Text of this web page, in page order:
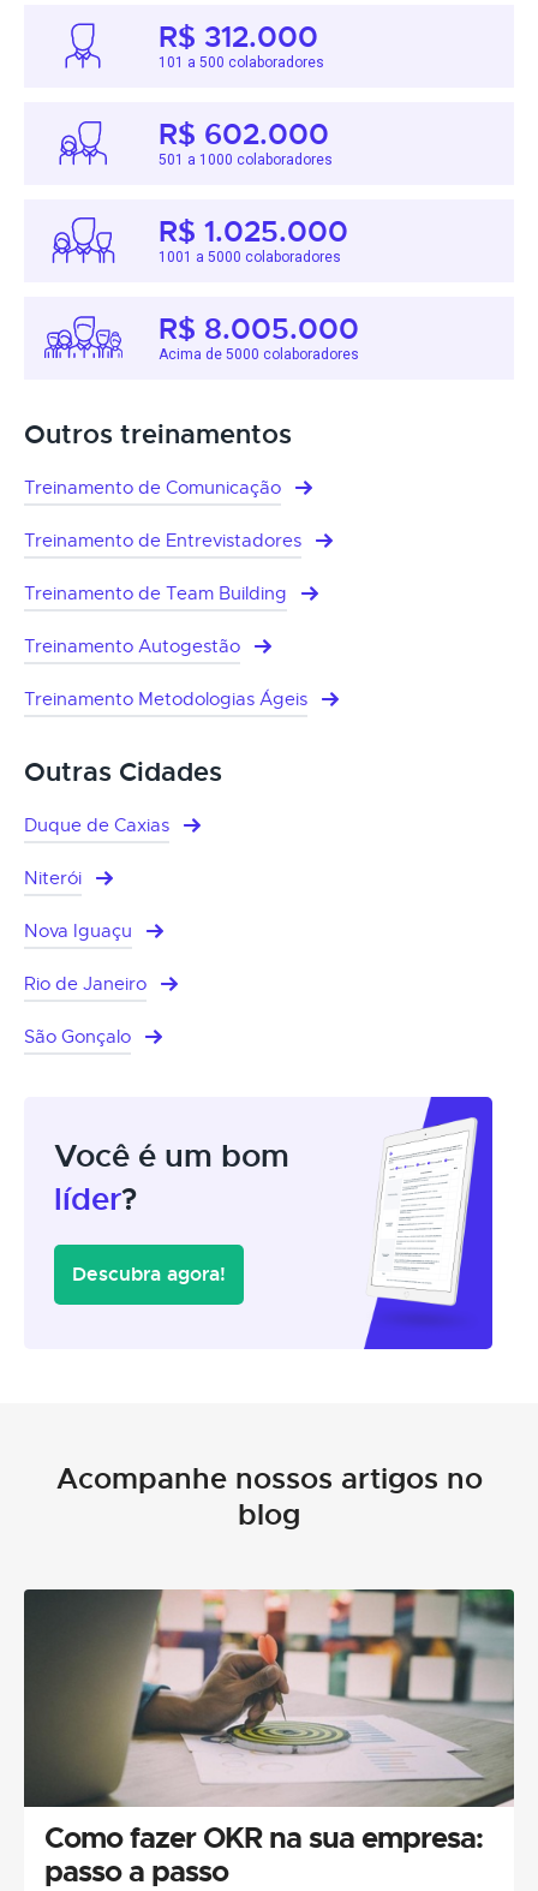
R$ 312.000
101 a 500 colaboradores
R$ 602.000
501 a 1000 colaboradores
R$ 1.025.000
1001 a 5000 colaboradores
R$ 8.005.000
Acima de 5000 colaboradores
Outros treinamentos
Treinamento de Comunicação
Treinamento de Entrevistadores
Treinamento de Team Building
Treinamento Autogestão
Treinamento Metodologias Ágeis
Outras Cidades
Duque de Caxias
Niterói
Nova Iguaçu
Rio de Janeiro
São Gonçalo
Você é um bom
líder?
Descubra agora!
Acompanhe nossos artigos no
blog
Como fazer OKR na sua empresa:
passo a passo